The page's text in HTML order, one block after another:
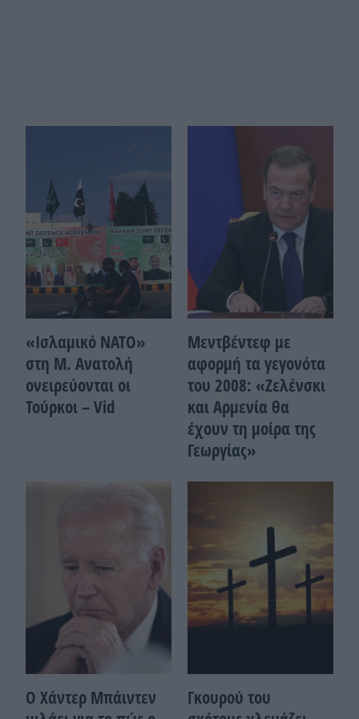
«Ισλαμικό ΝΑΤΟ»
στη Μ. Ανατολή
ονειρεύονται οι
Τούρκοι – Vid
Μεντβέντεφ με
αφορμή τα γεγονότα
του 2008: «Ζελένσκι
και Αρμενία θα
έχουν τη μοίρα της
Γεωργίας»
Ο Χάντερ Μπάιντεν
Γκουρού του